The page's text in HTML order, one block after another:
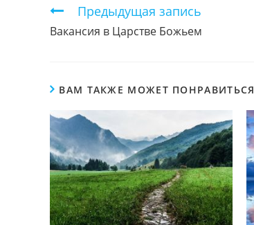
Продолжить
чтение
Предыдущая запись
Вакансия в Царстве Божьем
ВАМ ТАКЖЕ МОЖЕТ ПОНРАВИТЬСЯ